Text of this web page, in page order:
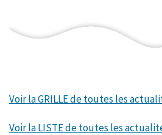
Voir la GRILLE de toutes les
Voir la LISTE de toutes les